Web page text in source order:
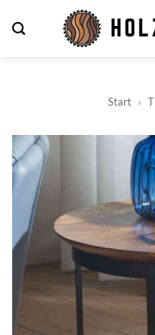
Inhalt
Start »